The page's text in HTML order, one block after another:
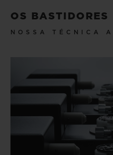
OS BASTIDORES
NOSSA TÉCNICA